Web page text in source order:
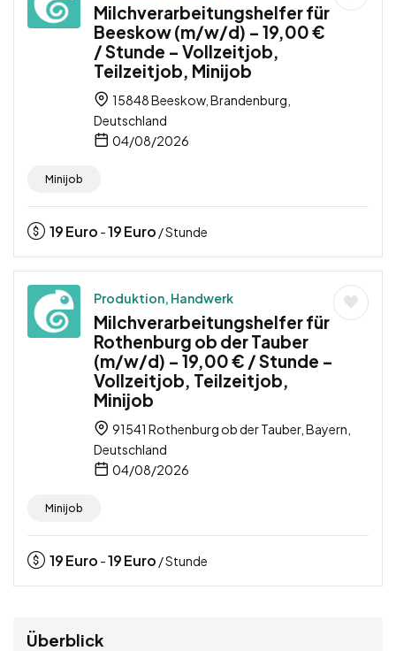
Milchverarbeitungshelfer für
Beeskow (m/w/d) – 19,00 €
/ Stunde – Vollzeitjob,
Teilzeitjob, Minijob
15848 Beeskow, Brandenburg,
Deutschland
04/08/2026
Minijob
19Euro -19Euro / Stunde
Produktion, Handwerk
Milchverarbeitungshelfer für
Rothenburg ob der Tauber
(m/w/d) – 19,00 € / Stunde –
Vollzeitjob, Teilzeitjob,
Minijob
91541 Rothenburg ob der Tauber, Bayern,
Deutschland
04/08/2026
Minijob
19Euro -19Euro / Stunde
Überblick